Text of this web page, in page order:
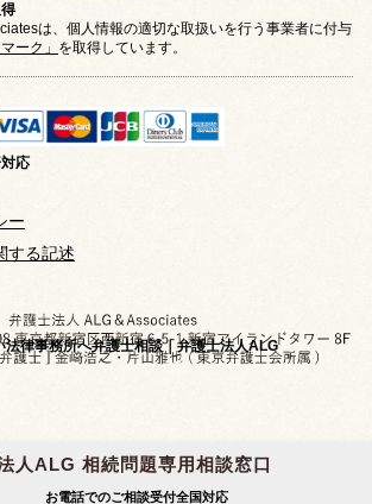
法律事務所へ弁護士相談｜弁護士法人ALG
人ALG 相続問題専用相談窓口
お電話でのご相談受付全国対応
は、個人情報の適切な取扱いを行う事業者に付与
ーク」 を取得しています。
応
ー
する記述
© 2019-2026 相続問題のご相談なら